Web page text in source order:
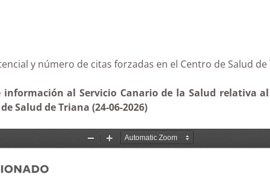
y número de citas forzadas en el Centro de Salud
al Servicio Canario de la Salud relativa
Salud de Triana (24-06-2026)